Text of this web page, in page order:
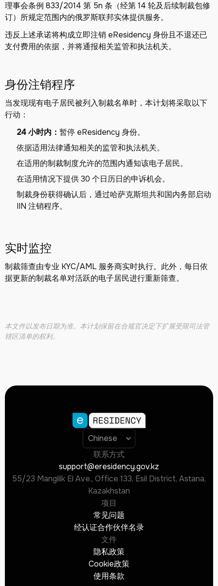
理事会条例 833/2014 第 5n 条（经第 14 轮及后续制裁包修
订）所规定范围内的俄罗斯联邦实体提供服务。
违反上述承诺将构成立即注销 eResidency 身份且不退还已
支付费用的依据，并将通报相关监管和执法机关。
身份注销程序
当发现现有电子居民被列入制裁名单时，本计划将采取以下
行动：
24 小时内： 暂停 eResidency 身份。
依据适用法律通知相关的监管和执法机关。
在适用的制裁制度允许的范围内通知该电子居民。
在适用情况下提供 30 个日历日的申诉机会。
制裁身份获得确认后，通过哈萨克斯坦共和国内务部启动
IIN 注销程序。
实时监控
制裁筛查由专业 KYC/AML 服务商实时执行。此外，每日依
据更新的制裁名单对活跃的电子居民进行重新筛查。
本文件以发布日期为准。本计划保留在合规官决定下扩展受限司法管
辖区清单的权利。
联系方式
support@eresidency.gov.kz
55/23 Mangilik El Ave., Office 133, Esil District, Astana,
Kazakhstan
项目
常见问题
经认证合作伙伴名录
文件
隐私政策
Cookie政策
使用条款